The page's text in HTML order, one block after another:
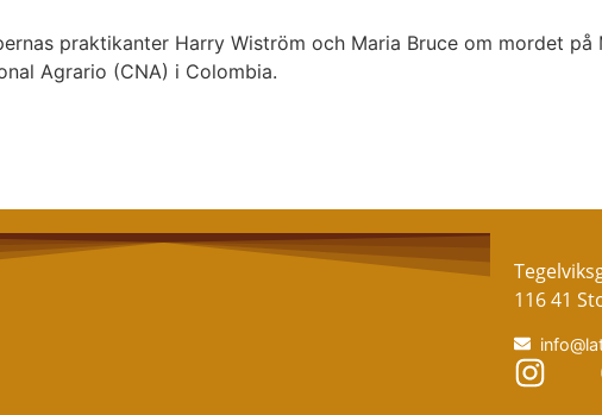
praktikanter Harry Wiström och Maria Bruce om mordet
Agrario (CNA) i Colombia.
116 41